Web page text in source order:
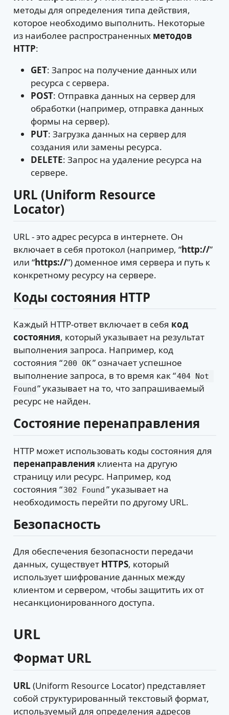
методы для определения типа действия,
которое необходимо выполнить. Некоторые
из наиболее распространенных методов
HTTP:
GET: Запрос на получение данных или
ресурса с сервера.
POST: Отправка данных на сервер для
обработки (например, отправка данных
формы на сервер).
PUT: Загрузка данных на сервер для
создания или замены ресурса.
DELETE: Запрос на удаление ресурса на
сервере.
URL (Uniform Resource
Locator)
URL - это адрес ресурса в интернете. Он
включает в себя протокол (например, “http://”
или “https://”) доменное имя сервера и путь к
конкретному ресурсу на сервере.
Коды состояния HTTP
Каждый HTTP-ответ включает в себя код
состояния, который указывает на результат
выполнения запроса. Например, код
состояния “200 OK” означает успешное
выполнение запроса, в то время как “404 Not
Found” указывает на то, что запрашиваемый
ресурс не найден.
Состояние перенаправления
HTTP может использовать коды состояния для
перенаправления клиента на другую
страницу или ресурс. Например, код
состояния “302 Found ” указывает на
необходимость перейти по другому URL.
Безопасность
Для обеспечения безопасности передачи
данных, существует HTTPS, который
использует шифрование данных между
клиентом и сервером, чтобы защитить их от
несанкционированного доступа.
URL
Формат URL
URL (Uniform Resource Locator) представляет
собой структурированный текстовый формат,
используемый для определения адресов